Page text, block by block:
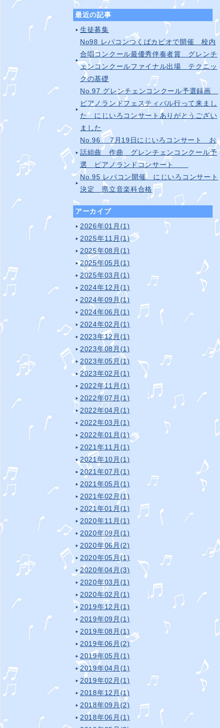
最近の記事
生徒募集
No98 レパコンつくばカピオで開催 校内
合唱コンクール最優秀伴奏者賞 グレンチ
ェンコンクールファイナル出場 テクニッ
クの基礎
No.97 グレンチェンコンクール予選録画
ピアノランドフェスティバル行って来まし
た にじいろコンサートありがとうござい
ました
No.96 7月19日にじいろコンサート お
話組曲 作曲 グレンチェンコンクール予
選 ピアノランドコンサート
No.95 レパコン開催 にじいろコンサート
決定 県立音楽科合格
アーカイブ
2026年01月(1)
2025年11月(1)
2025年08月(1)
2025年05月(1)
2025年03月(1)
2024年12月(1)
2024年09月(1)
2024年06月(1)
2024年02月(1)
2023年12月(1)
2023年08月(1)
2023年05月(1)
2023年02月(1)
2022年11月(1)
2022年07月(1)
2022年04月(1)
2022年03月(1)
2022年01月(1)
2021年11月(1)
2021年10月(1)
2021年07月(1)
2021年05月(1)
2021年02月(1)
2021年01月(1)
2020年11月(1)
2020年09月(1)
2020年06月(2)
2020年05月(1)
2020年04月(3)
2020年03月(1)
2020年02月(1)
2019年12月(1)
2019年09月(1)
2019年08月(1)
2019年06月(2)
2019年05月(1)
2019年04月(1)
2019年02月(1)
2018年12月(1)
2018年09月(2)
2018年06月(1)